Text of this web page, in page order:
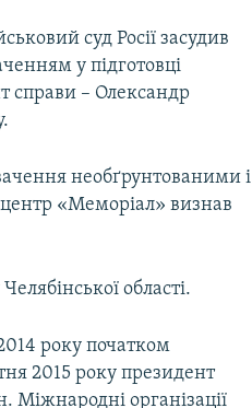
суд Росії засудив
у підготовці
справи – Олександр
необґрунтованими і
«Меморіал» визнав
області.
року початком
2015 року президент
Міжнародні організації